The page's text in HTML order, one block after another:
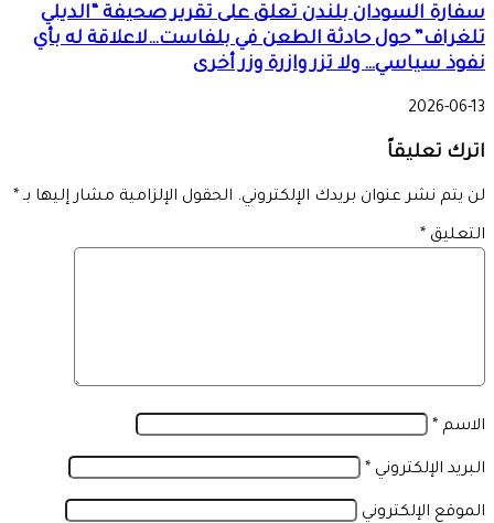
سفارة السودان بلندن تعلق على تقرير صحيفة “الديلي
تلغراف” حول حادثة الطعن في بلفاست…لاعلاقة له بأي
نفوذ سياسي… ولا تزر وازرة وزر أخرى
2026-06-13
اترك تعليقاً
لن يتم نشر عنوان بريدك الإلكتروني. الحقول الإلزامية مشار إليها بـ *
التعليق *
الاسم *
البريد الإلكتروني *
الموقع الإلكتروني